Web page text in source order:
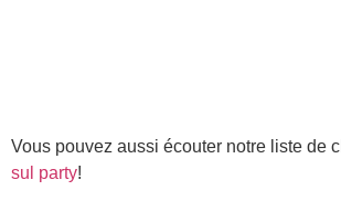
Vous pouvez aussi écouter notre liste de
sul party!